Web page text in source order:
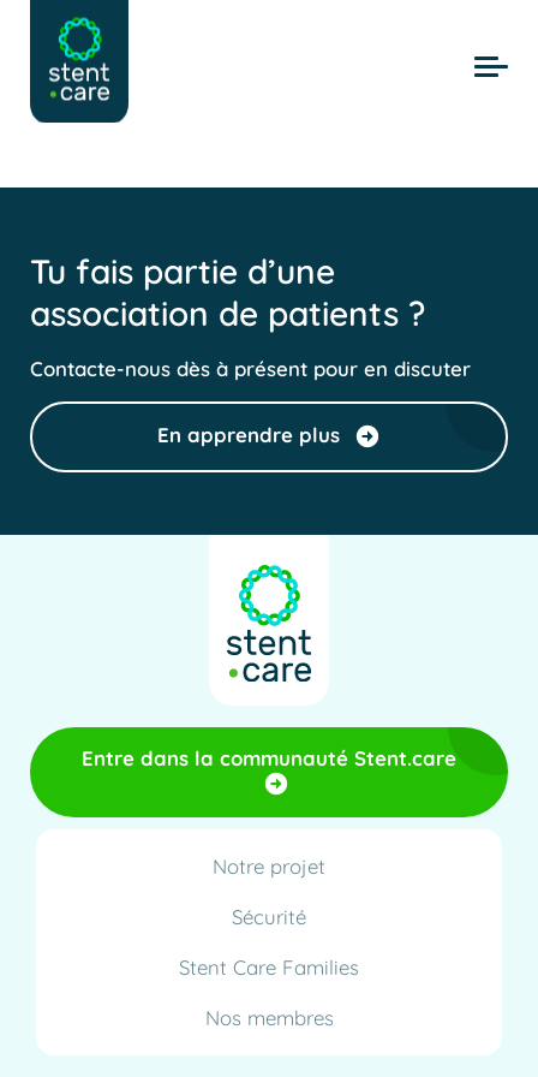
Skip to main content
Tu fais partie d’une
association de patients ?
Contacte-nous dès à présent pour en discuter
En apprendre plus
Entre dans la communauté Stent.care
Notre projet
Sécurité
Stent Care Families
Nos membres